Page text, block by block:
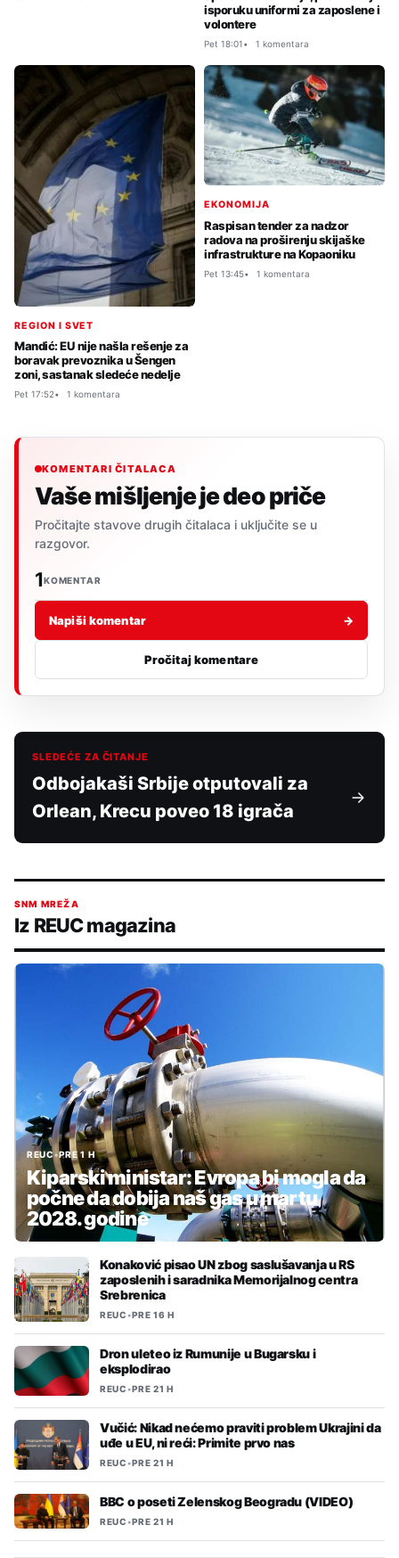
isporuku uniformi za zaposlene i
volontere
Pet 18:01 1 komentara
REGION I SVET
Mandić: EU nije našla rešenje za
boravak prevoznika u Šengen
zoni, sastanak sledeće nedelje
Pet 17:52 1 komentara
EKONOMIJA
Raspisan tender za nadzor
radova na proširenju skijaške
infrastrukture na Kopaoniku
Pet 13:45 1 komentara
KOMENTARI ČITALACA
Vaše mišljenje je deo priče
Pročitajte stavove drugih čitalaca i uključite se u
razgovor.
1KOMENTAR
Napiši komentar →
Pročitaj komentare
SLEDEĆE ZA ČITANJE
Odbojakaši Srbije otputovali za
Orlean, Krecu poveo 18 igrača
SNM MREŽA
Iz REUC magazina
REUC•PRE 1 H
Kiparski ministar: Evropa bi mogla da
počne da dobija naš gas u martu
2028. godine
Konaković pisao UN zbog saslušavanja u RS
zaposlenih i saradnika Memorijalnog centra
Srebrenica
REUC•PRE 16 H
Dron uleteo iz Rumunije u Bugarsku i
eksplodirao
REUC•PRE 21 H
Vučić: Nikad nećemo praviti problem Ukrajini da
uđe u EU, ni reći: Primite prvo nas
REUC•PRE 21 H
BBC o poseti Zelenskog Beogradu (VIDEO)
REUC•PRE 21 H